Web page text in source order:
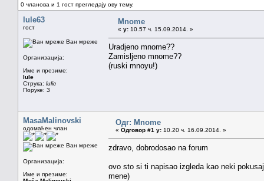
0 чланова и 1 гост прегледају ову тему.
lule63
гост
Ван мреже
Организација:
Име и презиме:
lule
Струка: lulic
Поруке: 3
Mnome
« у: 10.57 ч. 15.09.2014. »
Uradjeno mnome??
Zamisljeno mnome??
(ruski mnoyu!)
MasaMalinovski
одомаћен члан
Ван мреже
Организација:
Име и презиме:
Одг: Mnome
« Одговор #1 у: 10.20 ч. 16.09.2014. »
zdravo, dobrodosao na forum
ovo sto si ti napisao izgleda kao neki
mene)